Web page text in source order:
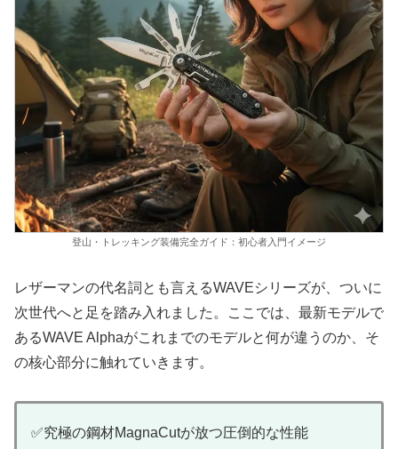
登山・トレッキング装備完全ガイド：初心者入門イメージ
レザーマンの代名詞とも言えるWAVEシリーズが、ついに
次世代へと足を踏み入れました。ここでは、最新モデルで
あるWAVE Alphaがこれまでのモデルと何が違うのか、そ
の核心部分に触れていきます。
✅究極の鋼材MagnaCutが放つ圧倒的な性能